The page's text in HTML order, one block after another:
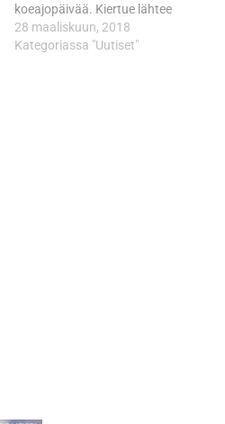
koeajopäivää. Kiertue lähtee
Tampereelta ja päättyy
Helsinkiin. Viime vuonna
28 maaliskuun, 2018
Kategoriassa "Uutiset"